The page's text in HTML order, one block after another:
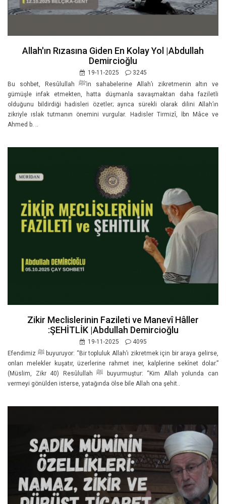
Allah'ın Rızasına Giden En Kolay Yol |Abdullah
Demircioğlu
19-11-2025
3245
Bu sohbet, Resûlullah ﷺ’in sahabelerine Allah’ı zikretmenin altın ve
gümüşle infak etmekten, hatta düşmanla savaşmaktan daha faziletli
olduğunu bildirdiği hadisleri özetler; ayrıca sürekli olarak dilini Allah’ın
zikriyle ıslak tutmanın önemini vurgular. Hadisler Tirmizî, İbn Mâce ve
Ahmed b. ..
Zikir Meclislerinin Fazileti ve Manevî Hâller
:ŞEHİTLİK |Abdullah Demircioğlu
19-11-2025
4095
Efendimiz ﷺ buyuruyor: “Bir topluluk Allah’ı zikretmek için bir araya gelirse,
onları melekler kuşatır, üzerlerine rahmet iner, kalplerine sekînet dolar.”
(Müslim, Zikr 40) Resûlullah ﷺ buyurmuştur: “Kim Allah yolunda can
vermeyi gönülden isterse, yatağında ölse bile Allah ona şehit..